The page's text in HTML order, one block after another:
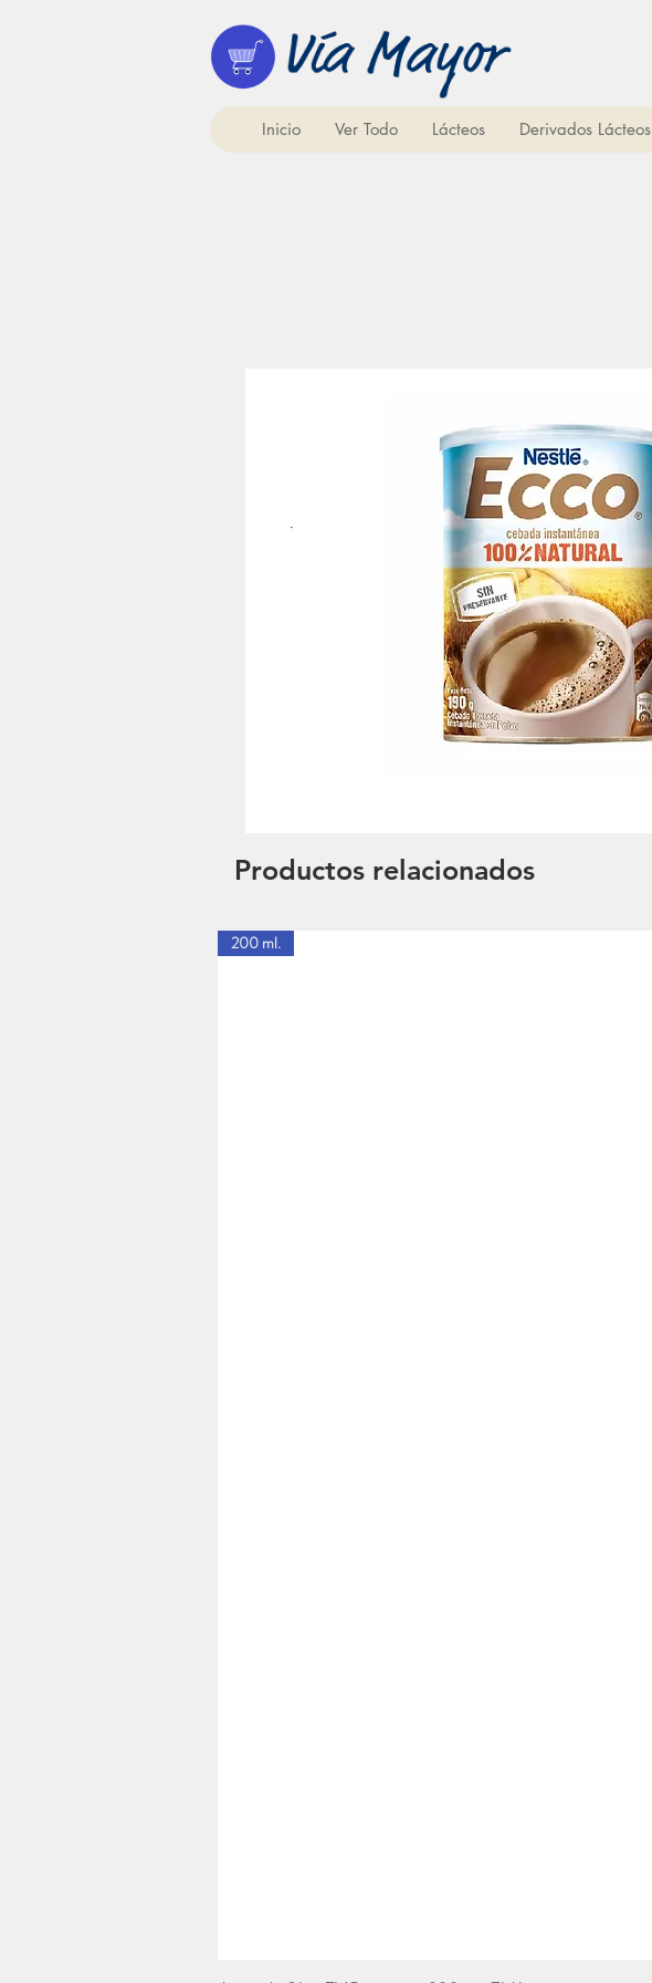
Inicio Ver Todo Lácteos Derivados Lácteos
Productos relacionados
200 ml.